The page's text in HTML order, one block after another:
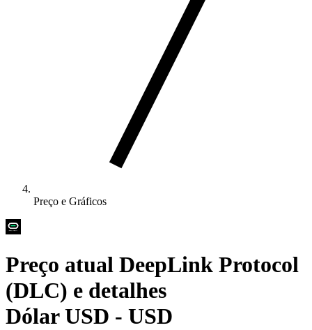
Preço e Gráficos
Preço atual DeepLink Protocol
(DLC) e detalhes
Dólar USD - USD